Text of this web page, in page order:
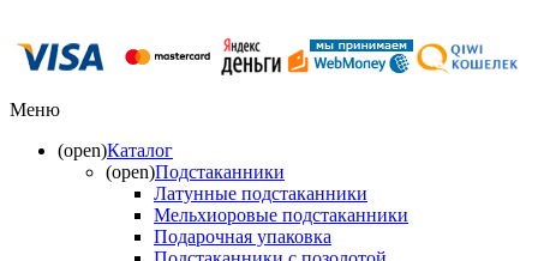
Меню
(open)Каталог
(open)Подстаканники
Латунные подстаканники
Мельхиоровые подстаканники
Подарочная упаковка